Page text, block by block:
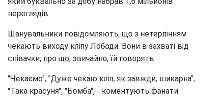
переглядів.
Шанувальники повідомляють, що з нетерпінням
чекають виходу кліпу Лободи. Вони в захваті від
співачки, про що, звичайно, їй говорять.
"Чекаємо", "Дуже чекаю кліп, як завжди, шикарна",
"Така красуня", "Бомба", - коментують фанати.